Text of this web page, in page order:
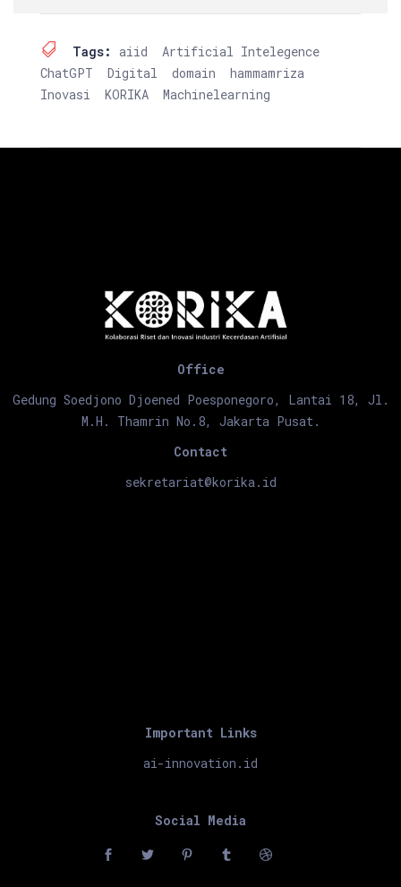
Tags: aiid
Artificial Intelegence
ChatGPT
Digital domain
hammamriza
Inovasi
KORIKA Machinelearning
Office
Gedung Soedjono Djoened Poesponegoro, Lantai 18, Jl.
M.H. Thamrin No.8, Jakarta Pusat.
Contact
sekretariat@korika.id
Important Links
ai-innovation.id
Social Media